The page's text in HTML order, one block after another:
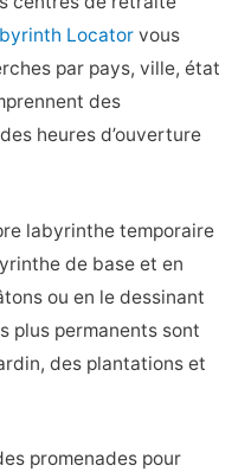
Locatorvous
par pays, ville, état
des
heures d’ouverture
labyrinthe temporaire
de base et en
ou en le dessinant
plus permanents sont
des plantations et
promenades pour